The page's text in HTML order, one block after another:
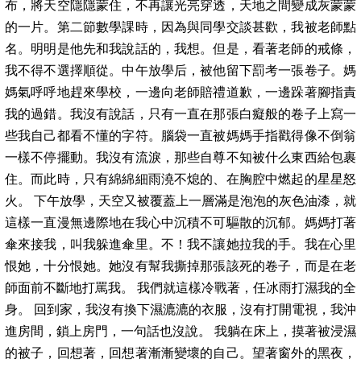
布，將天空隱隱蒙住，不再讓光亮穿透，天地之間變成灰蒙蒙
的一片。第二節數學課時，因為與同學交談甚歡，我被老師點
名。明明是他先和我說話的，我想。但是，看著老師的戒條，
我不得不選擇順從。中午放學后，被他留下罰考一張卷子。媽
媽氣呼呼地趕來學校，一邊向老師賠禮道歉，一邊跺著腳指責
我的過錯。我沒有說話，只有一直在那張白癡般的卷子上寫一
些我自己都看不懂的字符。腦袋一直被媽媽手指戳得像不倒翁
一樣不停擺動。我沒有流淚，那些自尊不知被什么東西給包裹
住。而此時，只有綿綿細雨澆不熄的、在胸腔中燃起的星星怒
火。 下午放學，天空又被覆蓋上一層滿是泡泡的灰色油漆，就
這樣一直漫無邊際地在我心中沉積不可驅散的沉郁。媽媽打著
傘來接我，叫我躲進傘里。不！我不讓她拉我的手。我在心里
恨她，十分恨她。她沒有幫我撕掉那張該死的卷子，而是在老
師面前不斷地打罵我。 我們就這樣冷戰著，任冰雨打濕我的全
身。 回到家，我沒有換下濕漉漉的衣服，沒有打開電視，我沖
進房間，鎖上房門，一句話也沒說。 我躺在床上，摸著被浸濕
的被子，回想著，回想著漸漸變壞的自己。望著窗外的黑夜，